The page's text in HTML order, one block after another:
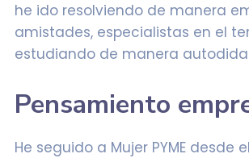
he ido resolviendo de manera
amistades, especialistas en el
estudiando de manera
Pensamiento
He seguido a Mujer PYME desde